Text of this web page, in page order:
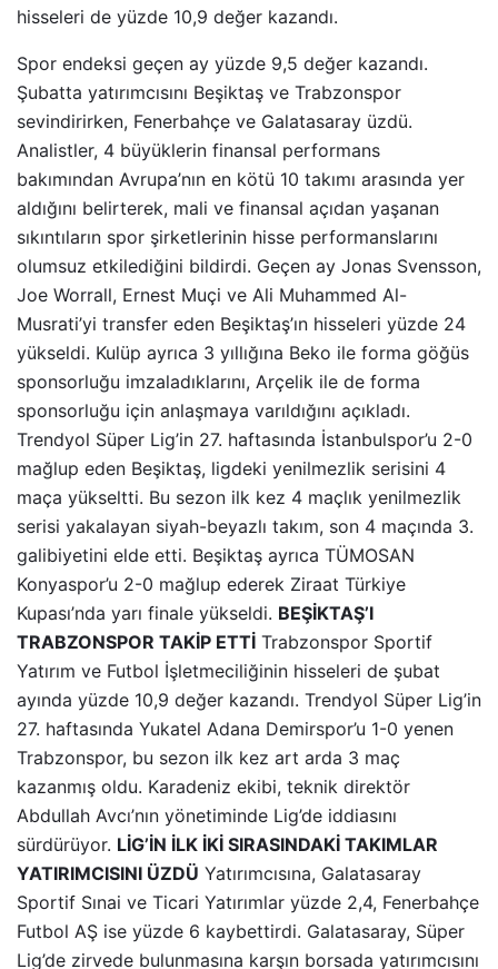
hisseleri de yüzde 10,9 değer kazandı.
Spor endeksi geçen ay yüzde 9,5 değer kazandı.
Şubatta yatırımcısını Beşiktaş ve Trabzonspor
sevindirirken, Fenerbahçe ve Galatasaray üzdü.
Analistler, 4 büyüklerin finansal performans
bakımından Avrupa’nın en kötü 10 takımı arasında yer
aldığını belirterek, mali ve finansal açıdan yaşanan
sıkıntıların spor şirketlerinin hisse performanslarını
olumsuz etkilediğini bildirdi. Geçen ay Jonas Svensson,
Joe Worrall, Ernest Muçi ve Ali Muhammed Al-
Musrati’yi transfer eden Beşiktaş’ın hisseleri yüzde 24
yükseldi. Kulüp ayrıca 3 yıllığına Beko ile forma göğüs
sponsorluğu imzaladıklarını, Arçelik ile de forma
sponsorluğu için anlaşmaya varıldığını açıkladı.
Trendyol Süper Lig’in 27. haftasında İstanbulspor’u 2-0
mağlup eden Beşiktaş, ligdeki yenilmezlik serisini 4
maça yükseltti. Bu sezon ilk kez 4 maçlık yenilmezlik
serisi yakalayan siyah-beyazlı takım, son 4 maçında 3.
galibiyetini elde etti. Beşiktaş ayrıca TÜMOSAN
Konyaspor’u 2-0 mağlup ederek Ziraat Türkiye
Kupası’nda yarı finale yükseldi. BEŞİKTAŞ’I
TRABZONSPOR TAKİP ETTİ Trabzonspor Sportif
Yatırım ve Futbol İşletmeciliğinin hisseleri de şubat
ayında yüzde 10,9 değer kazandı. Trendyol Süper Lig’in
27. haftasında Yukatel Adana Demirspor’u 1-0 yenen
Trabzonspor, bu sezon ilk kez art arda 3 maç
kazanmış oldu. Karadeniz ekibi, teknik direktör
Abdullah Avcı’nın yönetiminde Lig’de iddiasını
sürdürüyor. LİG’İN İLK İKİ SIRASINDAKİ TAKIMLAR
YATIRIMCISINI ÜZDÜ Yatırımcısına, Galatasaray
Sportif Sınai ve Ticari Yatırımlar yüzde 2,4, Fenerbahçe
Futbol AŞ ise yüzde 6 kaybettirdi. Galatasaray, Süper
Lig’de zirvede bulunmasına karşın borsada yatırımcısını